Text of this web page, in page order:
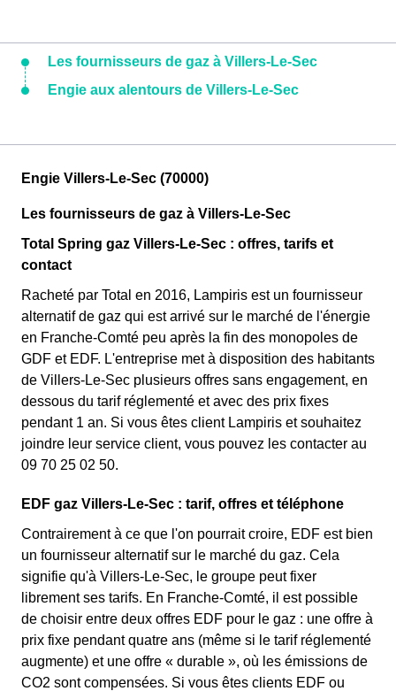
Les fournisseurs de gaz à Villers-Le-Sec
Engie aux alentours de Villers-Le-Sec
Engie Villers-Le-Sec (70000)
Les fournisseurs de gaz à Villers-Le-Sec
Total Spring gaz Villers-Le-Sec : offres, tarifs et
contact
Racheté par Total en 2016, Lampiris est un fournisseur
alternatif de gaz qui est arrivé sur le marché de l'énergie
en Franche-Comté peu après la fin des monopoles de
GDF et EDF. L'entreprise met à disposition des habitants
de Villers-Le-Sec plusieurs offres sans engagement, en
dessous du tarif réglementé et avec des prix fixes
pendant 1 an. Si vous êtes client Lampiris et souhaitez
joindre leur service client, vous pouvez les contacter au
09 70 25 02 50.
EDF gaz Villers-Le-Sec : tarif, offres et téléphone
Contrairement à ce que l'on pourrait croire, EDF est bien
un fournisseur alternatif sur le marché du gaz. Cela
signifie qu'à Villers-Le-Sec, le groupe peut fixer
librement ses tarifs. En Franche-Comté, il est possible
de choisir entre deux offres EDF pour le gaz : une offre à
prix fixe pendant quatre ans (même si le tarif réglementé
augmente) et une offre « durable », où les émissions de
CO2 sont compensées. Si vous êtes clients EDF ou